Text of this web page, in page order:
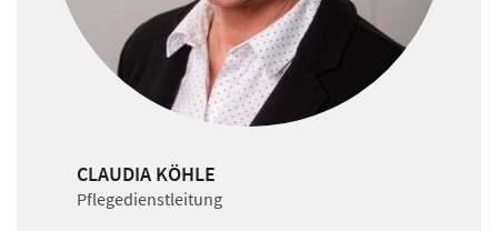
CLAUDIA KÖHLE
Pflegedienstleitung